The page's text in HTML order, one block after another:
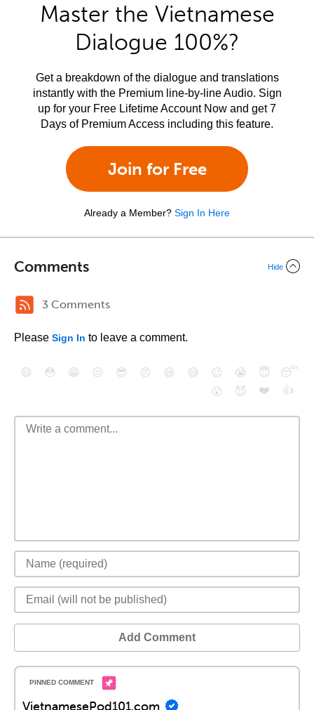
Master the Vietnamese
Dialogue 100%?
Get a breakdown of the dialogue and translations
instantly with the Premium line-by-line Audio. Sign
up for your Free Lifetime Account Now and get 7
Days of Premium Access including this feature.
Join for Free
Already a Member? Sign In Here
Comments Hide
3 Comments
Please Sign In to leave a comment.
😄 😳 😁 😒 😎 😠 😆 😅 😉 😭 😇
😴
😮
😈 ❤️ 👍
Add Comment
VietnamesePod101.com